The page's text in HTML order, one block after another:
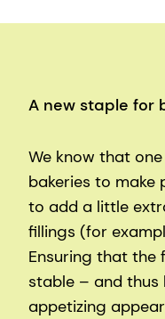
A new staple for
We know that
bakeries to
to add a little
fillings (for
Ensuring that the
stable – and thus
appetizing